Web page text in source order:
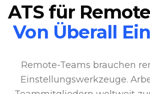
ATS für
Von Überall
Remote-Teams brauchen
Einstellungswerkzeuge.